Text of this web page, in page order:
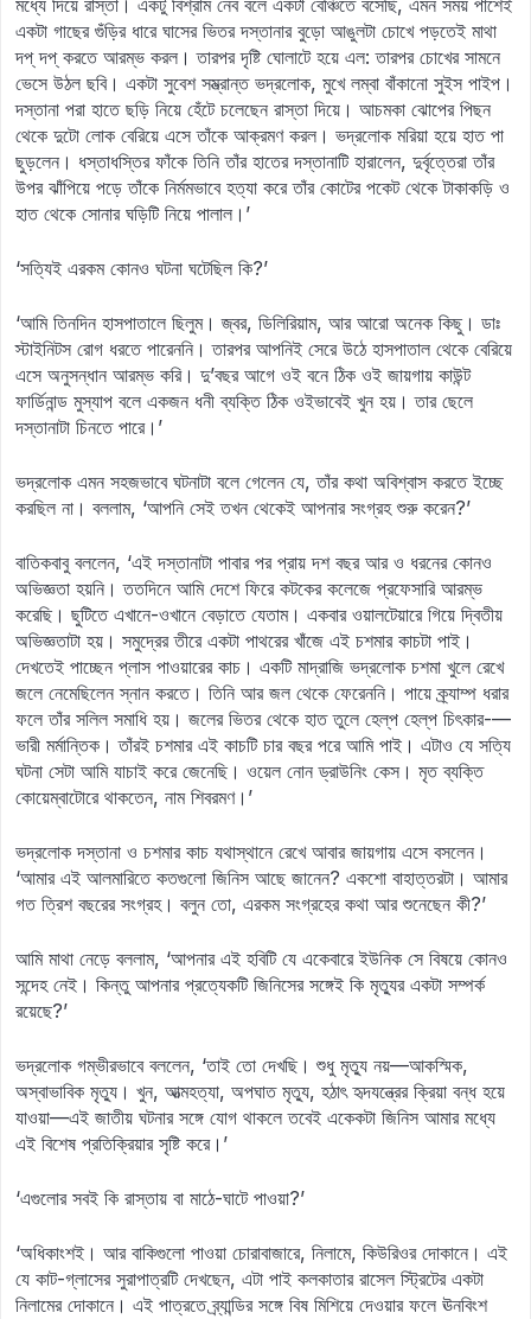
মধ্যে দিয়ে রাস্তা। একটু বিশ্রাম নেব বলে একটা বেঞ্চিতে বসেছি, এমন সময় পাশেই
একটা গাছের গুঁড়ির ধারে ঘাসের ভিতর দস্তানার বুড়ো আঙুলটা চোখে পড়তেই মাথা
দপ্‌ দপ্‌ করতে আরম্ভ করল। তারপর দৃষ্টি ঘোলাটে হয়ে এল: তারপর চোখের সামনে
ভেসে উঠল ছবি। একটা সুবেশ সম্ভ্রান্ত ভদ্রলোক, মুখে লম্বা বাঁকানো সুইস পাইপ।
দস্তানা পরা হাতে ছড়ি নিয়ে হেঁটে চলেছেন রাস্তা দিয়ে। আচমকা ঝোপের পিছন
থেকে দুটো লোক বেরিয়ে এসে তাঁকে আক্রমণ করল। ভদ্রলোক মরিয়া হয়ে হাত পা
ছুড়লেন। ধস্তাধস্তির ফাঁকে তিনি তাঁর হাতের দস্তানাটি হারালেন, দুর্বৃত্তেরা তাঁর
উপর ঝাঁপিয়ে পড়ে তাঁকে নির্মমভাবে হত্যা করে তাঁর কোটের পকেট থেকে টাকাকড়ি ও
হাত থেকে সোনার ঘড়িটি নিয়ে পালাল।’
‘সত্যিই এরকম কোনও ঘটনা ঘটেছিল কি?’
‘আমি তিনদিন হাসপাতালে ছিলুম। জ্বর, ডিলিরিয়াম, আর আরো অনেক কিছু। ডাঃ
স্টাইনিটস রোগ ধরতে পারেননি। তারপর আপনিই সেরে উঠে হাসপাতাল থেকে বেরিয়ে
এসে অনুসন্ধান আরম্ভ করি। দু’বছর আগে ওই বনে ঠিক ওই জায়গায় কাউন্ট
ফার্ডিনান্ড মুস্যাপ বলে একজন ধনী ব্যক্তি ঠিক ওইভাবেই খুন হয়। তার ছেলে
দস্তানাটা চিনতে পারে।’
ভদ্রলোক এমন সহজভাবে ঘটনাটা বলে গেলেন যে, তাঁর কথা অবিশ্বাস করতে ইচ্ছে
করছিল না। বললাম, ‘আপনি সেই তখন থেকেই আপনার সংগ্রহ শুরু করেন?’
বাতিকবাবু বললেন, ‘এই দস্তানাটা পাবার পর প্রায় দশ বছর আর ও ধরনের কোনও
অভিজ্ঞতা হয়নি। ততদিনে আমি দেশে ফিরে কটকের কলেজে প্রফেসারি আরম্ভ
করেছি। ছুটিতে এখানে-ওখানে বেড়াতে যেতাম। একবার ওয়ালটেয়ারে গিয়ে দ্বিতীয়
অভিজ্ঞতাটা হয়। সমুদ্রের তীরে একটা পাথরের খাঁজে এই চশমার কাচটা পাই।
দেখতেই পাচ্ছেন প্লাস পাওয়ারের কাচ। একটি মাদ্রাজি ভদ্রলোক চশমা খুলে রেখে
জলে নেমেছিলেন স্নান করতে। তিনি আর জল থেকে ফেরেননি। পায়ে ক্র্যাম্প ধরার
ফলে তাঁর সলিল সমাধি হয়। জলের ভিতর থেকে হাত তুলে হেল্‌প হেল্‌প চিৎকার-—
ভারী মর্মান্তিক। তাঁরই চশমার এই কাচটি চার বছর পরে আমি পাই। এটাও যে সত্যি
ঘটনা সেটা আমি যাচাই করে জেনেছি। ওয়েল নোন ড্রাউনিং কেস। মৃত ব্যক্তি
কোয়েম্বাটোরে থাকতেন, নাম শিবরমণ।’
ভদ্রলোক দস্তানা ও চশমার কাচ যথাস্থানে রেখে আবার জায়গায় এসে বসলেন।
‘আমার এই আলমারিতে কতগুলো জিনিস আছে জানেন? একশো বাহাত্তরটা। আমার
গত ত্রিশ বছরের সংগ্রহ। বলুন তো, এরকম সংগ্রহের কথা আর শুনেছেন কী?’
আমি মাথা নেড়ে বললাম, ‘আপনার এই হবিটি যে একেবারে ইউনিক সে বিষয়ে কোনও
সন্দেহ নেই। কিন্তু আপনার প্রত্যেকটি জিনিসের সঙ্গেই কি মৃত্যুর একটা সম্পর্ক
রয়েছে?’
ভদ্রলোক গম্ভীরভাবে বললেন, ‘তাই তো দেখছি। শুধু মৃত্যু নয়—আকস্মিক,
অস্বাভাবিক মৃত্যু। খুন, আত্মহত্যা, অপঘাত মৃত্যু, হঠাৎ হৃদযন্ত্রের ক্রিয়া বন্ধ হয়ে
যাওয়া—এই জাতীয় ঘটনার সঙ্গে যোগ থাকলে তবেই একেকটা জিনিস আমার মধ্যে
এই বিশেষ প্রতিক্রিয়ার সৃষ্টি করে।’
‘এগুলোর সবই কি রাস্তায় বা মাঠে-ঘাটে পাওয়া?’
‘অধিকাংশই। আর বাকিগুলো পাওয়া চোরাবাজারে, নিলামে, কিউরিওর দোকানে। এই
যে কাট-গ্লাসের সুরাপাত্রটি দেখছেন, এটা পাই কলকাতার রাসেল স্ট্রিটের একটা
নিলামের দোকানে। এই পাত্রতে ব্র্যান্ডির সঙ্গে বিষ মিশিয়ে দেওয়ার ফলে ঊনবিংশ